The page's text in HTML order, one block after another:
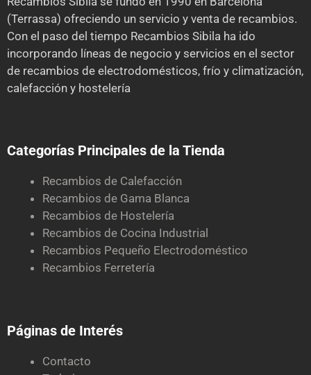
(Terrassa) ofreciendo un servicio y venta de recambios.
Con el paso del tiempo Recambios Sibila ha ido
incorporando líneas de negocio y servicios en el sector
de recambios de electrodomésticos, frío y climatización,
calefacción y hostelería
Categorías Principales de la Tienda
Recambios de Calefacción
Recambios de Gama Blanca
Recambios de Hostelería
Recambios de Cocina Industrial
Recambios Pequeño Electrodoméstico
Recambios Ferretería
Páginas de Interés
Contacto